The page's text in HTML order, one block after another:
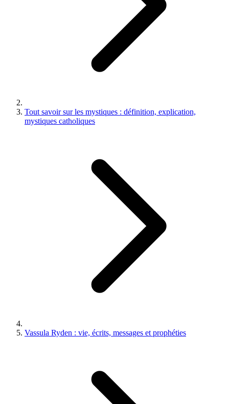
Tout savoir sur les mystiques : définition, explication,
mystiques catholiques
Vassula Ryden : vie, écrits, messages et prophéties